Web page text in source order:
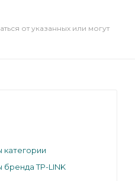
от указанных или могут
категории
бренда TP-LINK